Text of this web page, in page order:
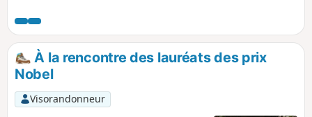
modérateur (avril 2021) : entre les points (1)
et (2), les cascades sont en travaux et le
secteur est interdit au public. Rejoindre le
Bassin de l'Octogone par la Plaine de
l'Orangerie et l'allée qui la prolonge et,
enfin, en descendant à droite un grand
escalier puis une allée gravillonnée.
À la rencontre des lauréats des prix
Nobel
Visorandonneur